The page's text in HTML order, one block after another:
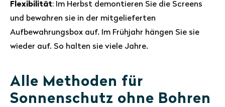
Flexibilität: Im Herbst demontieren Sie die Screens
und bewahren sie in der mitgelieferten
Aufbewahrungsbox auf. Im Frühjahr hängen Sie sie
wieder auf. So halten sie viele Jahre.
Alle Methoden für
Sonnenschutz ohne Bohren